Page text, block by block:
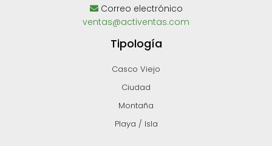
Correo electrónico
ventas@activentas.com
Tipología
Casco Viejo
Ciudad
Montaña
Playa / Isla